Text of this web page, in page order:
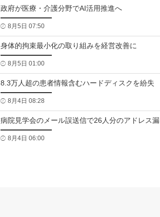
政府が医療・介護分野でAI活用推進へ
8月5日 07:50
身体的拘束最小化の取り組みを経営改善に
8月5日 01:00
8.3万人超の患者情報含むハードディスクを紛失
8月4日 08:28
病院見学会のメール誤送信で26人分のアドレス
8月4日 06:00